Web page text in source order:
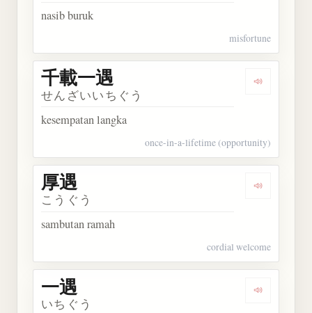
nasib buruk
misfortune
Dengarkan
千載一遇
せんざいいちぐう
kesempatan langka
once-in-a-lifetime (opportunity)
Dengarkan
厚遇
こうぐう
sambutan ramah
cordial welcome
Dengarkan
一遇
いちぐう